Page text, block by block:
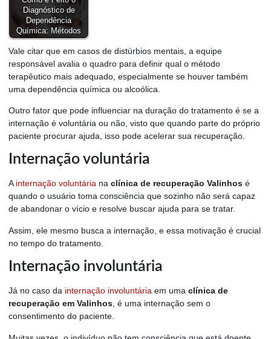
Diagnóstico de
Dependência
Química: Métodos
Vale citar que em casos de distúrbios mentais, a equipe
responsável avalia o quadro para definir qual o método
terapêutico mais adequado, especialmente se houver também
uma dependência química ou alcoólica.
Outro fator que pode influenciar na duração do tratamento é se a
internação é voluntária ou não, visto que quando parte do próprio
paciente procurar ajuda, isso pode acelerar sua recuperação.
Internação voluntária
Ainternação voluntária na clínica de recuperação Valinhos é
quando o usuário toma consciência que sozinho não será capaz
de abandonar o vício e resolve buscar ajuda para se tratar.
Assim, ele mesmo busca a internação, e essa motivação é crucial
no tempo do tratamento.
Internação involuntária
Já no caso da internação involuntária em uma clínica de
recuperação em Valinhos , é uma internação sem o
consentimento do paciente.